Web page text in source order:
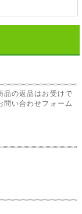
品の返品はお受けで
問い合わせフォーム